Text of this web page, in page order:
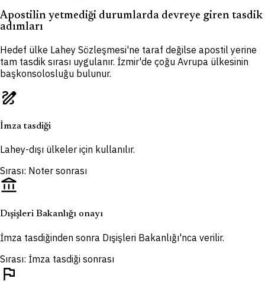
Apostilin yetmediği durumlarda devreye giren tasdik
adımları
Hedef ülke Lahey Sözleşmesi'ne taraf değilse apostil yerine
tam tasdik sırası uygulanır. İzmir'de çoğu Avrupa ülkesinin
başkonsolosluğu bulunur.
draw
İmza tasdiği
Lahey-dışı ülkeler için kullanılır.
Sırası: Noter sonrası
account_balance
Dışişleri Bakanlığı onayı
İmza tasdiğinden sonra Dışişleri Bakanlığı'nca verilir.
Sırası: İmza tasdiği sonrası
flag